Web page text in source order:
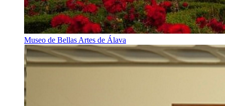
Museo de Bellas Artes de Álava